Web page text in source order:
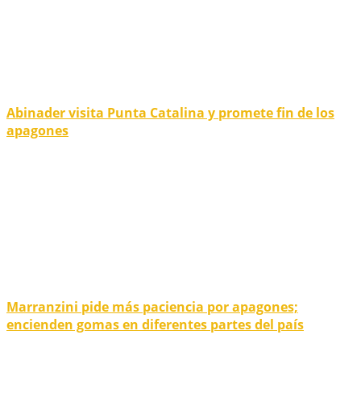
Abinader visita Punta Catalina y promete fin de los
apagones
Marranzini pide más paciencia por apagones;
encienden gomas en diferentes partes del país